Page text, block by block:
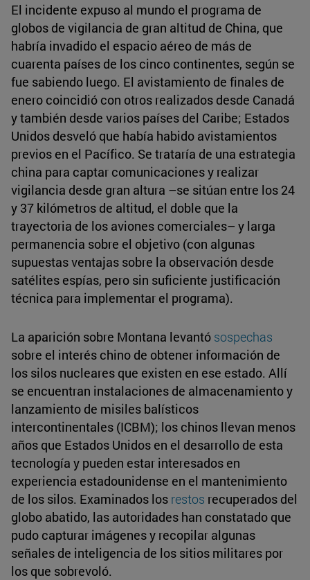
El incidente expuso al mundo el programa de
globos de vigilancia de gran altitud de China, que
habría invadido el espacio aéreo de más de
cuarenta países de los cinco continentes, según se
fue sabiendo luego. El avistamiento de finales de
enero coincidió con otros realizados desde Canadá
y también desde varios países del Caribe; Estados
Unidos desveló que había habido avistamientos
previos en el Pacífico. Se trataría de una estrategia
china para captar comunicaciones y realizar
vigilancia desde gran altura –se sitúan entre los 24
y 37 kilómetros de altitud, el doble que la
trayectoria de los aviones comerciales– y larga
permanencia sobre el objetivo (con algunas
supuestas ventajas sobre la observación desde
satélites espías, pero sin suficiente justificación
técnica para implementar el programa).
La aparición sobre Montana levantó sospechas
sobre el interés chino de obtener información de
los silos nucleares que existen en ese estado. Allí
se encuentran instalaciones de almacenamiento y
lanzamiento de misiles balísticos
intercontinentales (ICBM); los chinos llevan menos
años que Estados Unidos en el desarrollo de esta
tecnología y pueden estar interesados en
experiencia estadounidense en el mantenimiento
de los silos. Examinados los restos recuperados del
globo abatido, las autoridades han constatado que
pudo capturar imágenes y recopilar algunas
señales de inteligencia de los sitios militares por
los que sobrevoló.